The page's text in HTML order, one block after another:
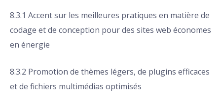
8.3.1 Accent sur les meilleures pratiques en matière de
codage et de conception pour des sites web économes
en énergie
8.3.2 Promotion de thèmes légers, de plugins efficaces
et de fichiers multimédias optimisés